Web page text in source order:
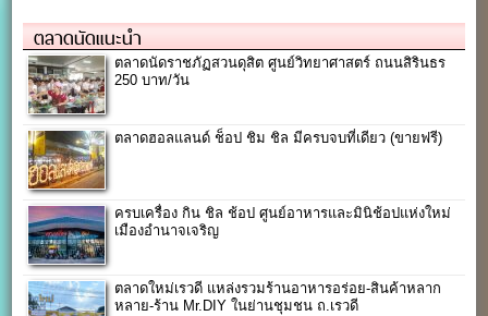
ตลาดนัดแนะนำ
ตลาดนัดราชภัฏสวนดุสิต ศูนย์วิทยาศาสตร์ ถนนสิรินธร
250 บาท/วัน
ตลาดฮอลแลนด์ ช็อป ชิม ชิล มีครบจบที่เดียว (ขายฟรี)
ครบเครื่อง กิน ชิล ช้อป ศูนย์อาหารและมินิช้อปแห่งใหม่
เมืองอำนาจเจริญ
ตลาดใหม่เรวดี แหล่งรวมร้านอาหารอร่อย-สินค้าหลาก
หลาย-ร้าน Mr.DIY ในย่านชุมชน ถ.เรวดี